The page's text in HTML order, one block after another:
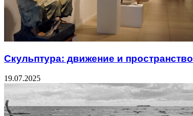
Скульптура: движение и пространство
19.07.2025